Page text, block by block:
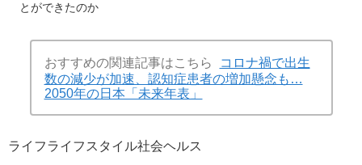
とができたのか
おすすめの関連記事はこちら
コロナ禍で出生
数の減少が加速、認知症患者の増加懸念も…
2050年の日本「未来年表」
ライフライフスタイル社会ヘルス